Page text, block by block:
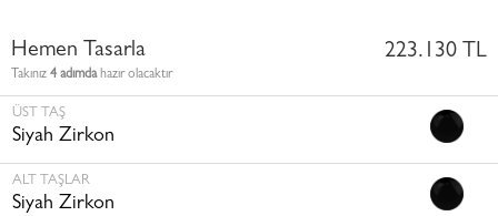
Hemen Tasarla
Takınız 4 adımdahazır olacaktır
223.130 TL
ÜST TAŞ
Siyah Zirkon
ALT TAŞLAR
Siyah Zirkon